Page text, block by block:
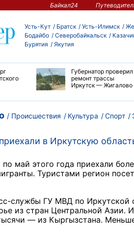
Байкал24
Усть-Кут Братск Усть-Илимск
Бодайбо
Северобайкальск
Бурятия
Якутия
Губернатор проверил
ремонт трассы
Иркутск — Жигалово
Происшествия Культура Спорт
в Иркутскую
май этого года приехали
Туристами регион
службы ГУ МВД по Иркутской
из стран Центральной Азии.
— из Кыргызстана.